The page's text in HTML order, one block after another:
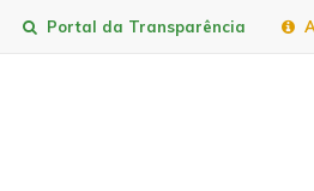
Portal da Transparência